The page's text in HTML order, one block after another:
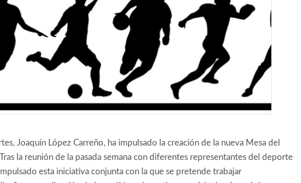
Joaquín López Carreño, ha impulsado la creación de la nueva Mesa del
la reunión de la pasada semana con diferentes representantes del deporte
esta iniciativa conjunta con la que se pretende trabajar